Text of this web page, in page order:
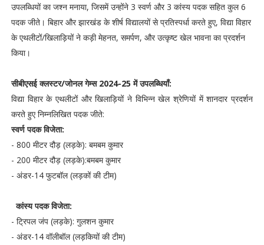
उपलब्धियों का जश्न मनाया, जिसमें उन्होंने 3 स्वर्ण और 3 कांस्य पदक सहित कुल 6
पदक जीते। बिहार और झारखंड के शीर्ष विद्यालयों से प्रतिस्पर्धा करते हुए, विद्या विहार
के एथलीटों/खिलाड़ियों ने कड़ी मेहनत, समर्पण, और उत्कृष्ट खेल भावना का प्रदर्शन
किया।
सीबीएसई क्लस्टर/जोनल गेम्स 2024-25 में उपलब्धियाँ:
विद्या विहार के एथलीटों और खिलाड़ियों ने विभिन्न खेल श्रेणियों में शानदार प्रदर्शन
करते हुए निम्नलिखित पदक जीते:
स्वर्ण पदक विजेता:
- 800 मीटर दौड़ (लड़के): बमबम कुमार
- 200 मीटर दौड़ (लड़के):बमबम कुमार
- अंडर-14 फुटबॉल (लड़कों की टीम)
कांस्य पदक विजेता:
- ट्रिपल जंप (लड़के): गुलशन कुमार
- अंडर-14 वॉलीबॉल (लड़कियों की टीम)